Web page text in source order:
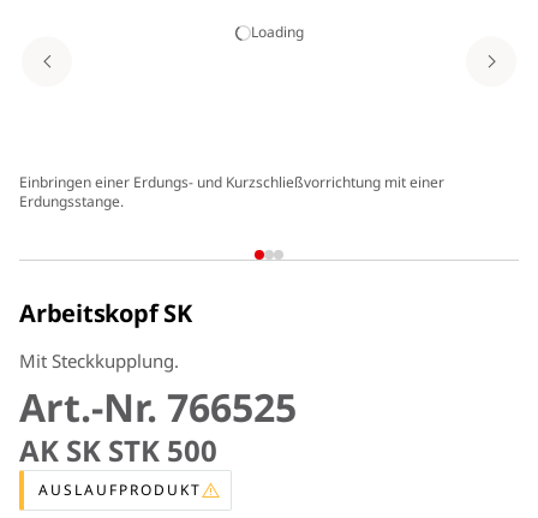
Loading
Einbringen einer Erdungs- und Kurzschließvorrichtung mit einer
Erdungsstange.
Arbeitskopf SK
Mit Steckkupplung.
Art.-Nr. 766525
AK SK STK 500
AUSLAUFPRODUKT